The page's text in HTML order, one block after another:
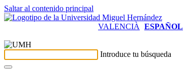
Saltar al contenido principal
VALENCIÀ ESPAÑOL
Introduce tu búsqueda